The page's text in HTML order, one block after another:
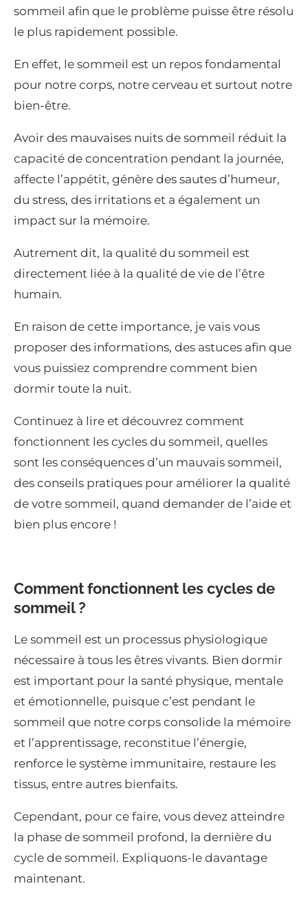
sommeil afin que le problème puisse être résolu
le plus rapidement possible.
En effet, le sommeil est un repos fondamental
pour notre corps, notre cerveau et surtout notre
bien-être.
Avoir des mauvaises nuits de sommeil réduit la
capacité de concentration pendant la journée,
affecte l’appétit, génère des sautes d’humeur,
du stress, des irritations et a également un
impact sur la mémoire.
Autrement dit, la qualité du sommeil est
directement liée à la qualité de vie de l’être
humain.
En raison de cette importance, je vais vous
proposer des informations, des astuces afin que
vous puissiez comprendre comment bien
dormir toute la nuit.
Continuez à lire et découvrez comment
fonctionnent les cycles du sommeil, quelles
sont les conséquences d’un mauvais sommeil,
des conseils pratiques pour améliorer la qualité
de votre sommeil, quand demander de l’aide et
bien plus encore !
Comment fonctionnent les cycles de
sommeil ?
Le sommeil est un processus physiologique
nécessaire à tous les êtres vivants. Bien dormir
est important pour la santé physique, mentale
et émotionnelle, puisque c’est pendant le
sommeil que notre corps consolide la mémoire
et l’apprentissage, reconstitue l’énergie,
renforce le système immunitaire, restaure les
tissus, entre autres bienfaits.
Cependant, pour ce faire, vous devez atteindre
la phase de sommeil profond, la dernière du
cycle de sommeil. Expliquons-le davantage
maintenant.